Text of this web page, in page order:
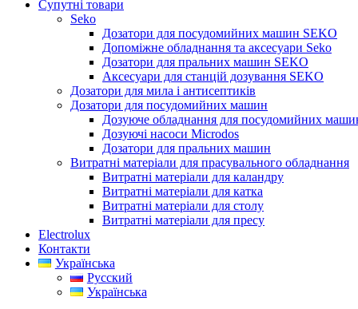
Супутні товари
Seko
Дозатори для посудомийних машин SEKO
Допоміжне обладнання та аксесуари Seko
Дозатори для пральних машин SEKO
Аксесуари для станцій дозування SEKO
Дозатори для мила і антисептиків
Дозатори для посудомийних машин
Дозуюче обладнання для посудомийних
Дозуючі насоси Microdos
Дозатори для пральних машин
Витратні матеріали для прасувального обладнання
Витратні матеріали для каландру
Витратні матеріали для катка
Витратні матеріали для столу
Витратні матеріали для пресу
Electrolux
Контакти
Українська
Русский
Українська